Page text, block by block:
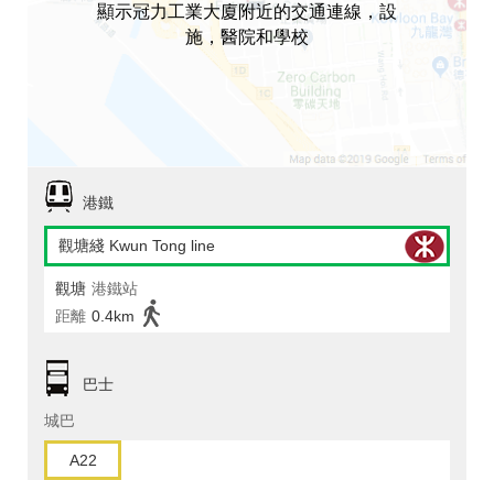
顯示冠力工業大廈附近的交通連線，設
施，醫院和學校
港鐵
觀塘綫 Kwun Tong line
觀塘 港鐵站
距離 0.4km
巴士
城巴
A22